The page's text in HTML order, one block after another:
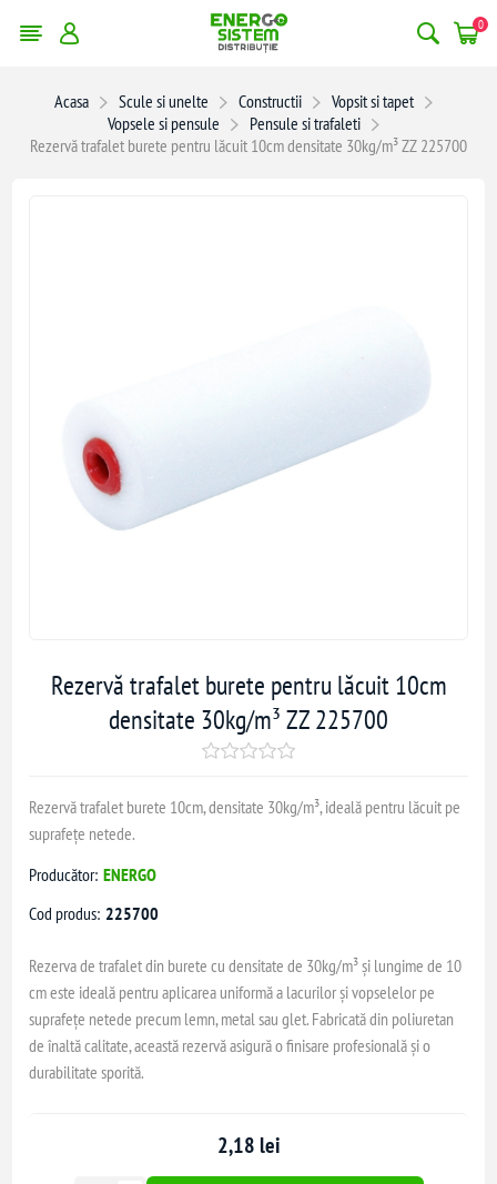
0
Acasa Scule si unelte Constructii
Vopsit si tapet
Vopsele si pensule
Pensule si trafaleti
Rezervă trafalet burete pentru lăcuit 10cm densitate 30kg/m³ ZZ 225700
Rezervă trafalet burete pentru lăcuit 10cm
densitate 30kg/m³ ZZ 225700
Rezervă trafalet burete 10cm, densitate 30kg/m³, ideală pentru lăcuit pe
suprafețe netede.
Producător: ENERGO
Cod produs: 225700
Rezerva de trafalet din burete cu densitate de 30kg/m³ și lungime de 10
cm este ideală pentru aplicarea uniformă a lacurilor și vopselelor pe
suprafețe netede precum lemn, metal sau glet. Fabricată din poliuretan
de înaltă calitate, această rezervă asigură o finisare profesională și o
durabilitate sporită.
2,18 lei